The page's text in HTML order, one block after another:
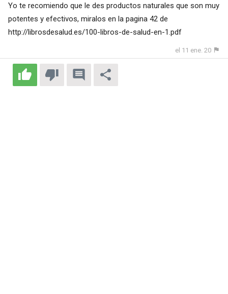
Yo te recomiendo que le des productos naturales que son muy
potentes y efectivos, miralos en la pagina 42 de
http://librosdesalud.es/100-libros-de-salud-en-1.pdf
el 11 ene. 20